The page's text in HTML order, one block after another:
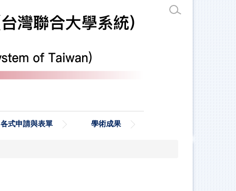
各式申請與表單 學術成果